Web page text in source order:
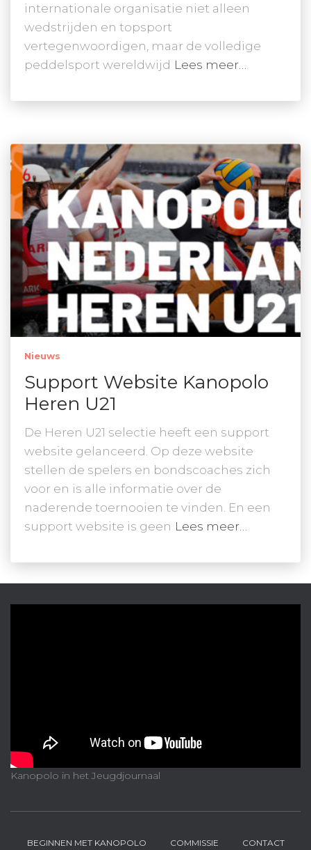
internationale organisatie niet alleen
wedstrijden en topsport
vertegenwoordigen, maar de volledige
peddelsport wereldwijd Lees meer…
Nieuws
Support Website Kanopolo
Heren U21
De Heren U21 selectie heeft een support
website gelanceerd. Op deze website
stellen de spelers en bondscoaches zich
voor en is alle informatie over de
naderende toernooien te vinden. En een
support website is geen Lees meer…
Kanopolo in het Jeugdjournaal
BEGINNEN MET KANOPOLO COMMISSIE CONTACT